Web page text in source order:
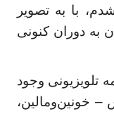
با به تصویر
به دوران کنونی
تلویزیونی وجود
خونین‌ومالین،